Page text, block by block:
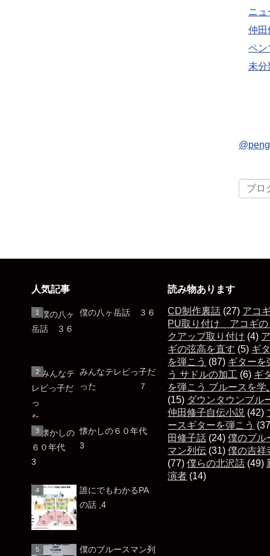
ニュ
仲田
ペン
未分
人気記事
僕の八ヶ岳話 ３６
みんなテレビっ子だ
った ７
懐かしの６０年代
3
誰にでもわかるPA
の話 ,4
僕のブルースマン列
読み物あります
CD制作裏話 (27) アコ
PU取り付け アコギの
クアップ取り付け (4)
ギの弦高を直す (5) ギ
を弾こう (87) ギターを
う サドルの加工 (6) ギ
を弾こう ブルースを学
(15) ダウンタウンブル
仲田修子自伝小説 (42)
ースギターを弾こう
田修子話 (24)僕のブル
マン列伝 (31)僕の吉祥
(77)僕らの北沢話 (49)
演者 (14)